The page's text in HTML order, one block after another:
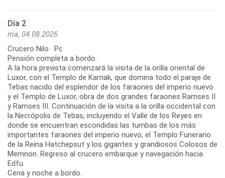
Día 2
ma, 04.08.2026
Crucero Nilo · Pc
Pensión completa a bordo.
A la hora prevista comenzará la visita de la orilla oriental de
Luxor, con el Templo de Karnak, que domina todo el paraje de
Tebas nacido del esplendor de los faraones del imperio nuevo
y el Templo de Luxor, obra de dos grandes faraones Ramses II
y Ramses III. Continuación de la visita a la orilla occidental con
la Necrópolis de Tebas, incluyendo el Valle de los Reyes en
donde se encuentran escondidas las tumbas de los más
importantes faraones del imperio nuevo, el Templo Funerario
de la Reina Hatchepsut y los gigantes y grandiosos Colosos de
Memnon. Regreso al crucero embarque y navegación hacia
Edfu.
Cena y noche a bordo.